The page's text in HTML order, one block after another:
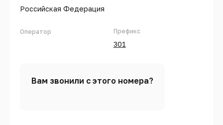
Российская Федерация
Оператор Префикс
301
Вам звонили с этого номера?